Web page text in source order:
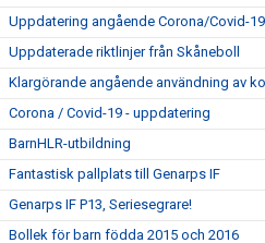
Uppdatering angående Corona/Covid-19
Uppdaterade riktlinjer från Skåneboll
Klargörande angående användning av
Corona / Covid-19 - uppdatering
BarnHLR-utbildning
Fantastisk pallplats till Genarps IF
Genarps IF P13, Seriesegrare!
Bollek för barn födda 2015 och 2016